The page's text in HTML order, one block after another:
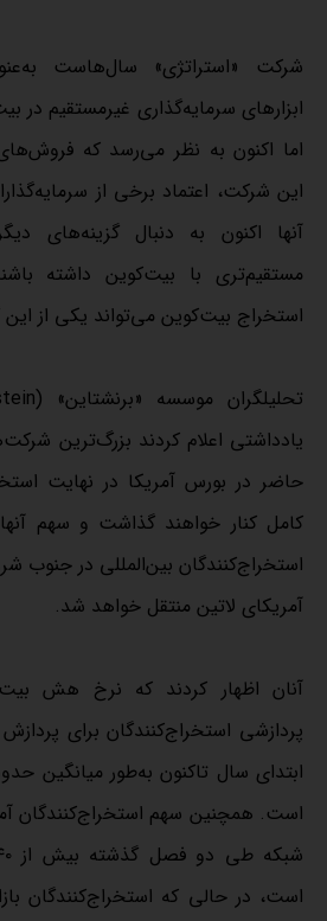
شرکت «استراتژی» سال‌هاست
ابزارهای سرمایه‌گذاری غیرمستقیم در
اما اکنون به نظر می‌رسد که
این شرکت، اعتماد برخی از
آنها اکنون به دنبال گزینه‌های
مستقیم‌تری با بیت‌کوین داشته
استخراج بیت‌کوین می‌تواند یکی از این
یادداشتی اعلام کردند بزرگ‌ترین
حاضر در بورس آمریکا در نهایت
کامل کنار خواهند گذاشت و سهم
استخراج‌کنندگان بین‌المللی در جنوب
آمریکای لاتین منتقل خواهد شد.
آنان اظهار کردند که نرخ هش
پردازشی استخراج‌کنندگان برای
است. همچنین سهم استخراج‌کنندگان